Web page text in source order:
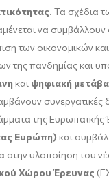
. Τα σχέδια
να συμβάλλουν
των οικονομικών
της πανδημίας και
και ψηφιακή
συνεργατικές
της Ευρωπαϊκής
Ευρώπη) και
στην υλοποίηση του
Χώρου Έρευνας